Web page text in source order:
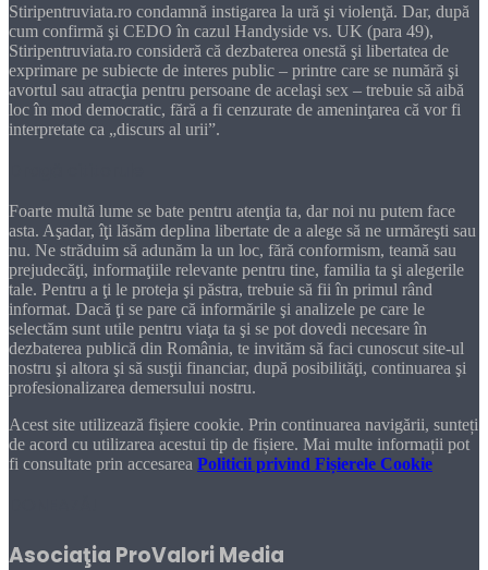
Stiripentruviata.ro condamnă instigarea la ură şi violenţă. Dar, după
cum confirmă şi CEDO în cazul Handyside vs. UK (para 49),
Stiripentruviata.ro consideră că dezbaterea onestă şi libertatea de
exprimare pe subiecte de interes public – printre care se numără şi
avortul sau atracţia pentru persoane de acelaşi sex – trebuie să aibă
loc în mod democratic, fără a fi cenzurate de ameninţarea că vor fi
interpretate ca „discurs al urii”.
Foarte multă lume se bate pentru atenţia ta, dar noi nu putem face
asta. Aşadar, îţi lăsăm deplina libertate de a alege să ne urmăreşti sau
nu. Ne străduim să adunăm la un loc, fără conformism, teamă sau
prejudecăţi, informaţiile relevante pentru tine, familia ta şi alegerile
tale. Pentru a ţi le proteja şi păstra, trebuie să fii în primul rând
informat. Dacă ţi se pare că informările şi analizele pe care le
selectăm sunt utile pentru viaţa ta şi se pot dovedi necesare în
dezbaterea publică din România, te invităm să faci cunoscut site-ul
nostru şi altora şi să susţii financiar, după posibilităţi, continuarea şi
profesionalizarea demersului nostru.
Acest site utilizează fișiere cookie. Prin continuarea navigării, sunteți
de acord cu utilizarea acestui tip de fișiere. Mai multe informații pot
fi consultate prin accesarea Politicii privind Fișierele Cookie
Asociaţia ProValori Media